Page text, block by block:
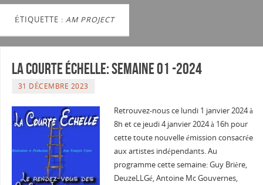
ÉTIQUETTE : AM PROJECT
La courte échelle: semaine 01 -2024
31 DÉCEMBRE 2023
Retrouvez-nous ce lundi 1 janvier 2024 à
8h et ce jeudi 4 janvier 2024 à 16h pour
cette toute nouvelle émission consacrée
aux artistes indépendants. Au
programme cette semaine: Guy Brière,
DeuzeLLGé, Antoine Mc Gouvernes,